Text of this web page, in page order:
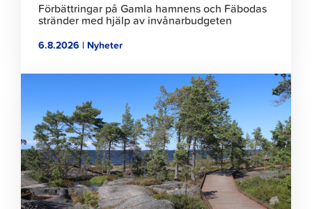
Förbättringar på Gamla hamnens och Fäbodas
stränder med hjälp av invånarbudgeten
6.8.2026 | Nyheter
läsa
artikeln